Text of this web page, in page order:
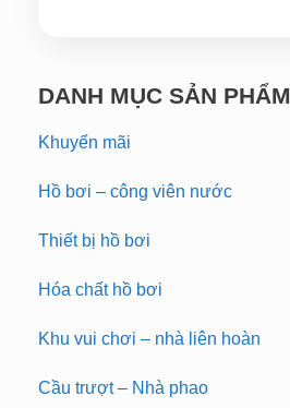
DANH MỤC SẢN PHẨM
Khuyến mãi
Hồ bơi – công viên nước
Thiết bị hồ bơi
Hóa chất hồ bơi
Khu vui chơi – nhà liên hoàn
Cầu trượt – Nhà phao